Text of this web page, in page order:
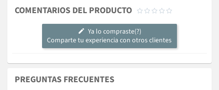
COMENTARIOS DEL PRODUCTO     
Ya lo compraste(?)
Comparte tu experiencia con otros clientes
PREGUNTAS FRECUENTES